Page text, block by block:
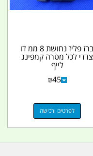
ברז פליז נחושת 8 ממ דו
צדדי לכל מטרה קמפינג
לייף
₪45
לפרטים ורכישה